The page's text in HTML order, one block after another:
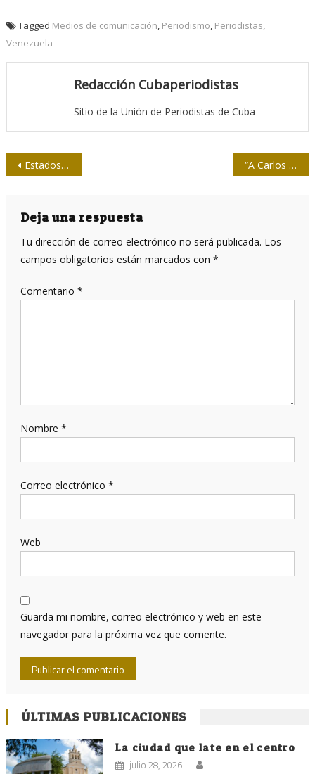
Tagged Medios de comunicación, Periodismo, Periodistas,
Venezuela
Redacción Cubaperiodistas
Sitio de la Unión de Periodistas de Cuba
Navegación
entradas
Estados Unidos vs Venezuela: Todas las opciones están sobre la mesa “A Carlos Bastidas lo asesinaron porque era latinoamericano”
Deja una respuesta
Tu dirección de correo electrónico no será publicada. Los
campos obligatorios están marcados con *
Comentario *
Nombre *
Correo electrónico *
Web
Guarda mi nombre, correo electrónico y web en este
navegador para la próxima vez que comente.
ÚLTIMAS PUBLICACIONES
La ciudad que late en el centro
julio 28, 2026